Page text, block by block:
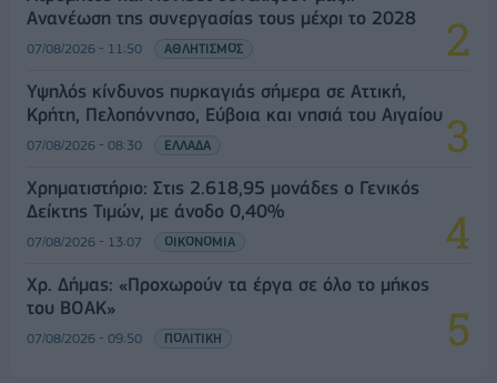
Ανανέωση της συνεργασίας τους μέχρι το 2028
07/08/2026 - 11:50 ΑΘΛΗΤΙΣΜΟΣ
Υψηλός κίνδυνος πυρκαγιάς σήμερα σε Αττική,
Κρήτη, Πελοπόννησο, Εύβοια και νησιά του Αιγαίου
07/08/2026 - 08:30 ΕΛΛΑΔΑ
Χρηματιστήριο: Στις 2.618,95 μονάδες ο Γενικός
Δείκτης Τιμών, με άνοδο 0,40%
07/08/2026 - 13:07 ΟΙΚΟΝΟΜΙΑ
Χρ. Δήμας: «Προχωρούν τα έργα σε όλο το μήκος
του ΒΟΑΚ»
07/08/2026 - 09:50 ΠΟΛΙΤΙΚΗ